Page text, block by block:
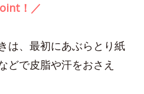
！／
は、最初にあぶらとり紙
どで皮脂や汗をおさえ